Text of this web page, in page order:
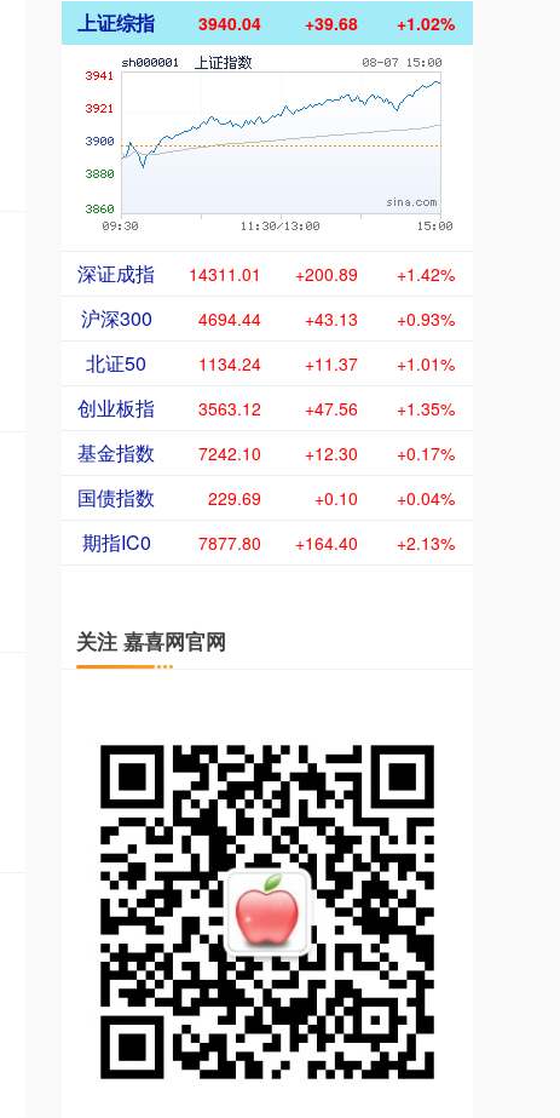
上证综指 3940.04 +39.68 +1.02%
深证成指 14311.01 +200.89 +1.42%
沪深300 4694.44 +43.13 +0.93%
北证50 1134.24 +11.37 +1.01%
创业板指 3563.12 +47.56 +1.35%
基金指数 7242.10 +12.30 +0.17%
国债指数 229.69 +0.10 +0.04%
期指IC0 7877.80 +164.40 +2.13%
关注 嘉喜网官网